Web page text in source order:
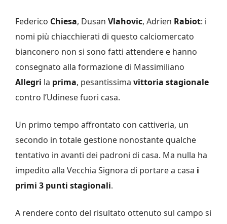
Federico Chiesa, Dusan Vlahovic, Adrien Rabiot: i
nomi più chiacchierati di questo calciomercato
bianconero non si sono fatti attendere e hanno
consegnato alla formazione di Massimiliano
Allegri la prima, pesantissima vittoria stagionale
contro l’Udinese fuori casa.
Un primo tempo affrontato con cattiveria, un
secondo in totale gestione nonostante qualche
tentativo in avanti dei padroni di casa. Ma nulla ha
impedito alla Vecchia Signora di portare a casa i
primi 3 punti stagionali.
A rendere conto del risultato ottenuto sul campo si